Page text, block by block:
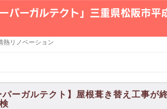
パーガルテクト」三重県松阪市
熱リノベーション
ーガルテクト】屋根葺き替え工事が